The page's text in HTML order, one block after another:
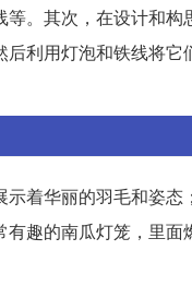
。其次，在设计和
利用灯泡和铁线将它
着华丽的羽毛和姿
趣的南瓜灯笼，里